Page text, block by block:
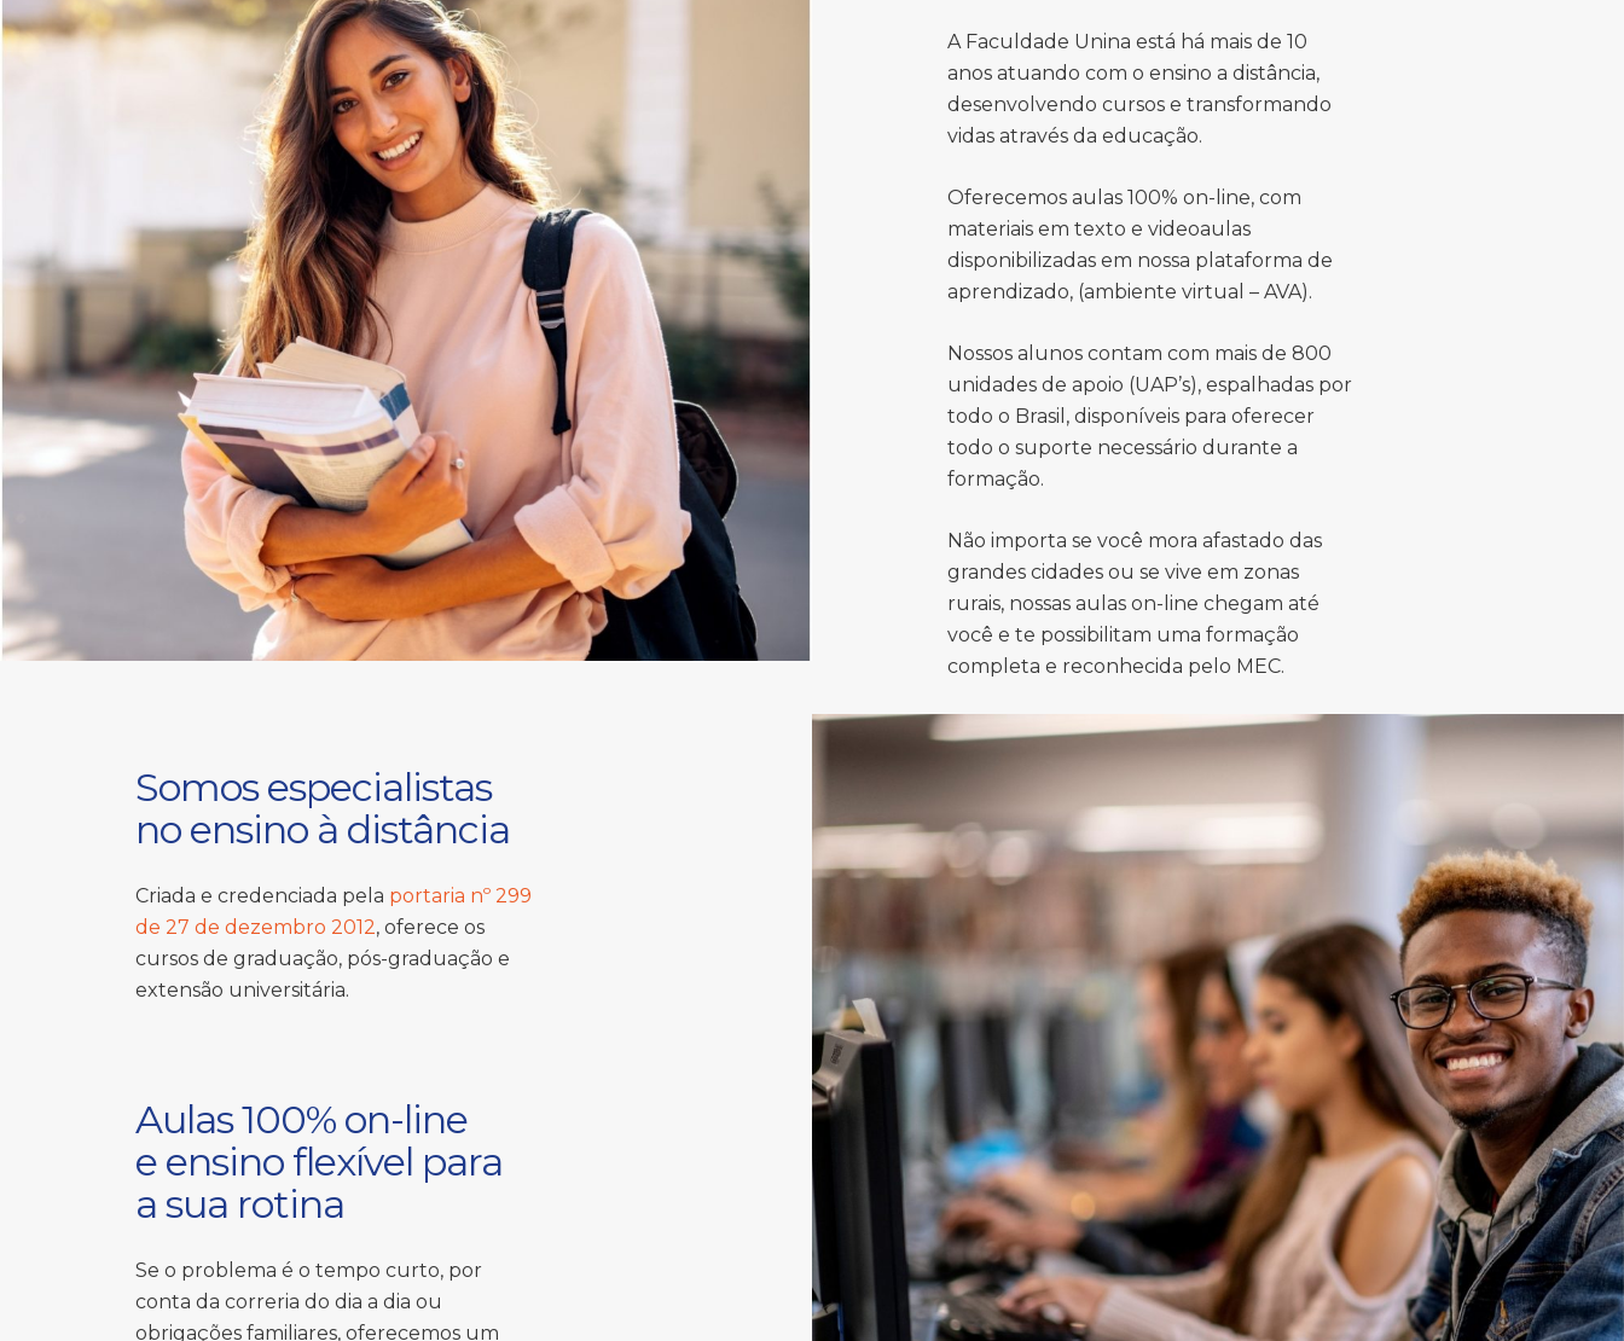
A Faculdade Unina está há mais de 10
anos atuando com o ensino a distância,
desenvolvendo cursos e transformando
vidas através da educação.
Oferecemos aulas 100% on-line, com
materiais em texto e videoaulas
disponibilizadas em nossa plataforma de
aprendizado, (ambiente virtual – AVA).
Nossos alunos contam com mais de 800
unidades de apoio (UAP’s), espalhadas por
todo o Brasil, disponíveis para oferecer
todo o suporte necessário durante a
formação.
Não importa se você mora afastado das
grandes cidades ou se vive em zonas
rurais, nossas aulas on-line chegam até
você e te possibilitam uma formação
completa e reconhecida pelo MEC.
Somos especialistas
no ensino à distância
Criada e credenciada pela portaria nº 299
de 27 de dezembro 2012, oferece os
cursos de graduação, pós-graduação e
extensão universitária.
Aulas 100% on-line
e ensino flexível para
a sua rotina
Se o problema é o tempo curto, por
conta da correria do dia a dia ou
obrigações familiares, oferecemos um